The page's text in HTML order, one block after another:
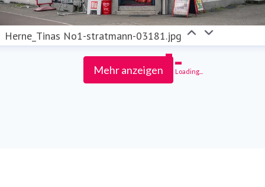
Herne_Tinas No1-stratmann-03181.jpg
Mehr anzeigen Loading...